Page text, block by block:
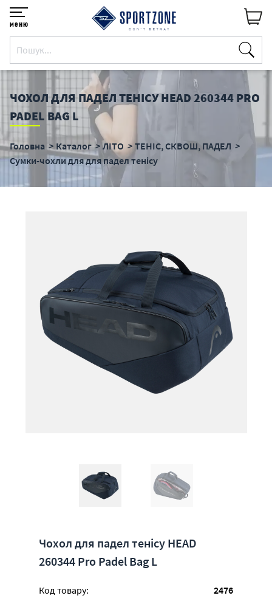
меню
ЧОХОЛ ДЛЯ ПАДЕЛ ТЕНІСУ HEAD 260344 PRO
PADEL BAG L
Головна Каталог ЛІТО
ТЕНІС, СКВОШ, ПАДЕЛ
Сумки-чохли для для падел тенісу
Чохол для падел тенісу HEAD
260344 Pro Padel Bag L
Код товару:
2476